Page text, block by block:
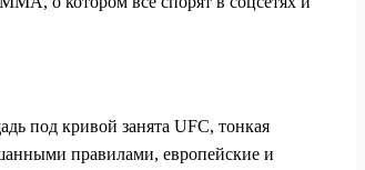
под кривой занята UFC, тонкая
правилами, европейские и